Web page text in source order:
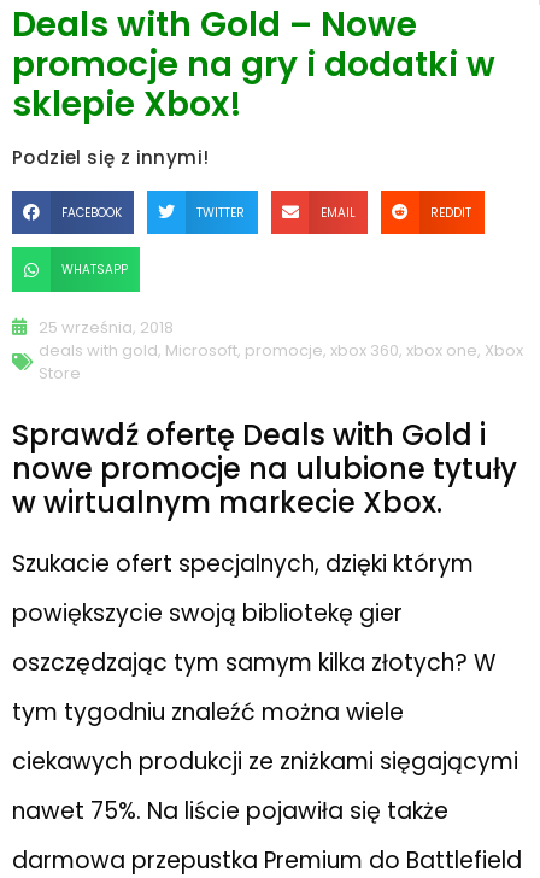
Deals with Gold – Nowe
promocje na gry i dodatki w
sklepie Xbox!
Podziel się z innymi!
FACEBOOK TWITTER EMAIL REDDIT
WHATSAPP
25 września, 2018
deals with gold, Microsoft, promocje, xbox 360, xbox one, Xbox
Store
Sprawdź ofertę Deals with Gold i
nowe promocje na ulubione tytuły
w wirtualnym markecie Xbox.
Szukacie ofert specjalnych, dzięki którym
powiększycie swoją bibliotekę gier
oszczędzając tym samym kilka złotych? W
tym tygodniu znaleźć można wiele
ciekawych produkcji ze zniżkami sięgającymi
nawet 75%. Na liście pojawiła się także
darmowa przepustka Premium do Battlefield